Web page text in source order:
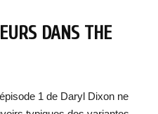
DANS THE
1 de Daryl Dixon ne